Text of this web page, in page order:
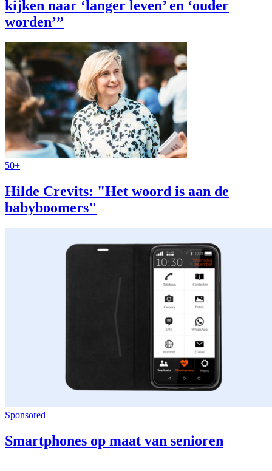
kijken naar ‘langer leven’ en ‘ouder
worden’”
50+
Hilde Crevits: "Het woord is aan de
babyboomers"
Sponsored
Smartphones op maat van senioren